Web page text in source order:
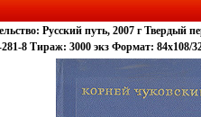
Русский путь, 2007 г Твердый
281-8 Тираж: 3000 экз Формат: 84x108/